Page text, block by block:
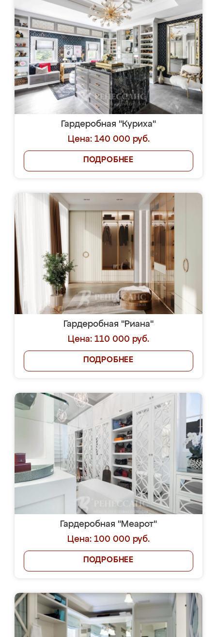
Гардеробная "Куриха"
Цена: 140 000 руб.
ПОДРОБНЕЕ
Гардеробная "Риана"
Цена: 110 000 руб.
ПОДРОБНЕЕ
Гардеробная "Меарот"
Цена: 100 000 руб.
ПОДРОБНЕЕ